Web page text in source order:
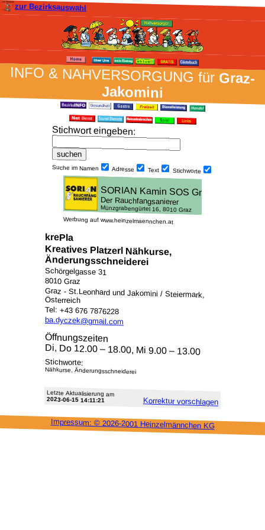
zur Bezirksauswahl
INFO & NAH­VER­SORG­UNG fürGraz-
Jakomini
Stich­wort ein­geben:
Suche im Namen Adresse Text Stich­worte
Werbung auf www.heinzelmaennchen.at
krePla
Kreatives Platzerl Nähkurse,
Änderungsschneiderei
Schörgelgasse 31
8010 Graz
Graz - St.Leonhard und Jakomini / Steiermark,
Österreich
Tel: +43 676 7876228
ba.dyczek@gmail.com
Öffnungszeiten
Di, Do 12.00 – 18.00, Mi 9.00 – 13.00
Stichworte:
Nähkurse, Änderungsschneiderei
Letzte Aktu­alisie­rung am
2023-06-15 14:11:21 Korrektur vor­schlagen
Impressum: © 2026-2001 Heinzel­männchen KG